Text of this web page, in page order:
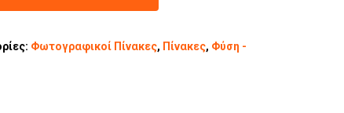
Φωτογραφικοί Πίνακες, Πίνακες, Φύση -